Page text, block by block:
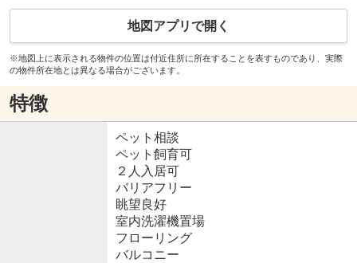
地図アプリで開く
※地図上に表示される物件の位置は付近住所に所在することを表すものであり、実際
の物件所在地とは異なる場合がございます。
特徴
ペット相談
ペット飼育可
２人入居可
バリアフリー
眺望良好
室内洗濯機置場
フローリング
バルコニー